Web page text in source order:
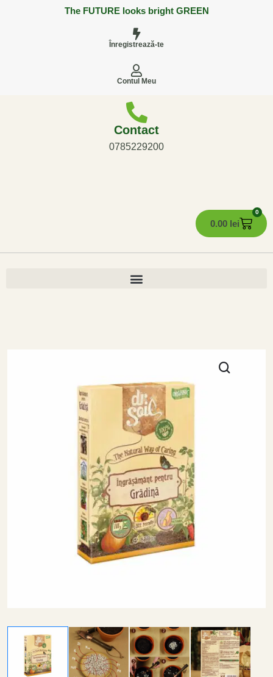
The FUTURE looks bright GREEN
Înregistrează-te
Contul Meu
Contact
0785229200
0.00 lei
0